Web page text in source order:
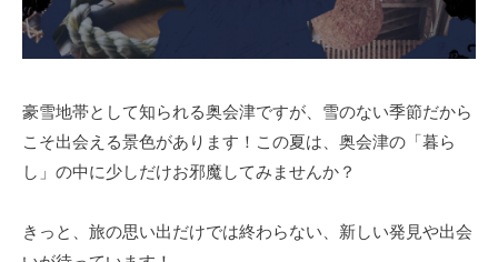
豪雪地帯として知られる奥会津ですが、雪のない季節だから
こそ出会える景色があります！この夏は、奥会津の「暮ら
し」の中に少しだけお邪魔してみませんか？
きっと、旅の思い出だけでは終わらない、新しい発見や出会